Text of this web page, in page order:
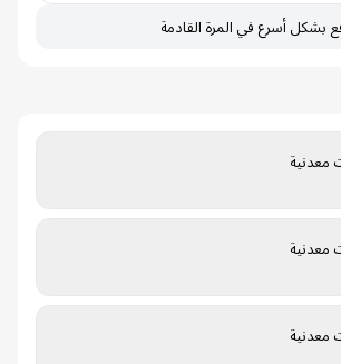
أسرع في المرة القادمة